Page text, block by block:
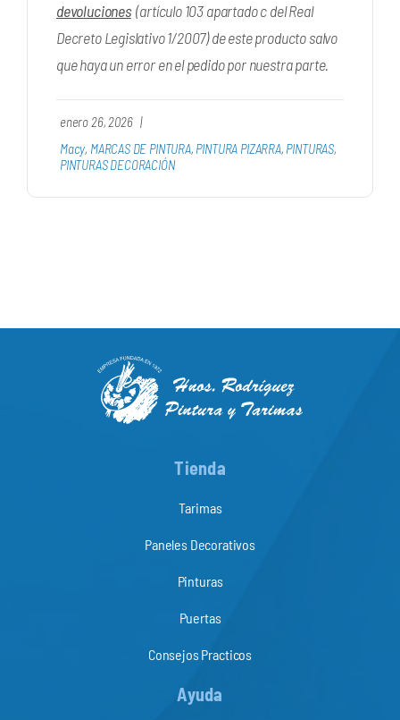
devoluciones (artículo 103 apartado c del Real
Decreto Legislativo 1/2007) de este producto salvo
que haya un error en el pedido por nuestra parte.
enero 26, 2026 |
Macy, MARCAS DE PINTURA, PINTURA PIZARRA, PINTURAS,
PINTURAS DECORACIÓN
Tienda
Tarimas
Paneles Decorativos
Pinturas
Puertas
Consejos Practicos
Ayuda